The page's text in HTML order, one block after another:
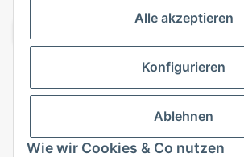
Vertrag widerrufen
Alle akzeptieren
Konfigurieren
Ablehnen
Wie wir Cookies & Co nutzen